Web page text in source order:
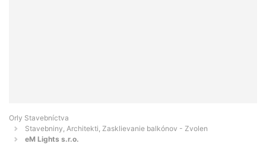
Orly Stavebníctva
Stavebniny, Architekti, Zasklievanie balkónov - Zvolen
eM Lights s.r.o.